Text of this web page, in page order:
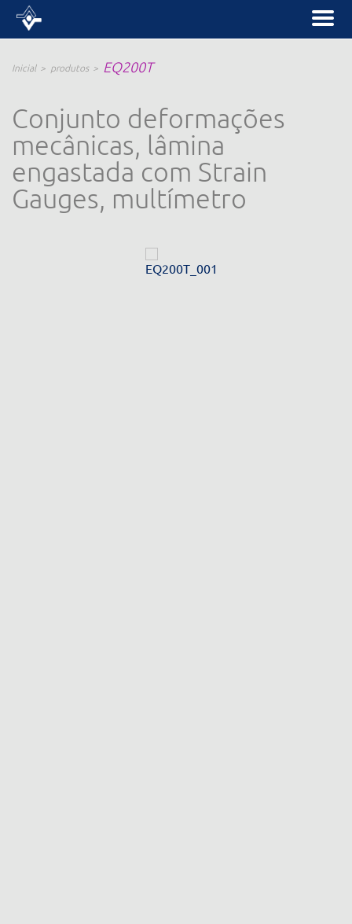
Inicial produtos EQ200T
Conjunto deformações
mecânicas, lâmina
engastada com Strain
Gauges, multímetro